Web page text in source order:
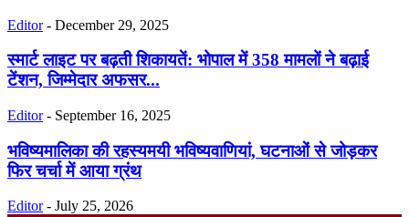
Editor - December 29, 2025
स्मार्ट लाइट पर बढ़ती शिकायतें: भोपाल में 358 मामलों ने बढ़ाई
टेंशन, जिम्मेदार अफसर...
Editor - September 16, 2025
भविष्यमालिका की रहस्यमयी भविष्यवाणियां, घटनाओं से जोड़कर
फिर चर्चा में आया ग्रंथ
Editor - July 25, 2026